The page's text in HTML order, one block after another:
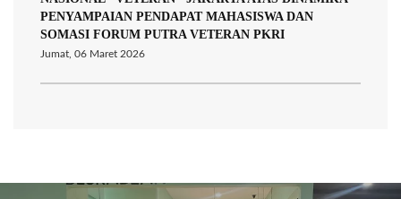
PENYAMPAIAN PENDAPAT MAHASISWA DAN
SOMASI FORUM PUTRA VETERAN PKRI
Jumat, 06 Maret 2026